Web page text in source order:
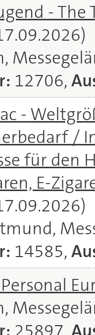
- The
12706,
-
/
für den
E-
14585,